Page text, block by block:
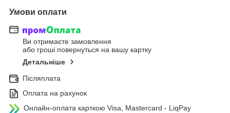
Умови оплати
Ви отримаєте замовлення
або гроші повернуться на вашу картку
Детальніше
Післяплата
Оплата на рахунок
Онлайн-оплата карткою Visa, Mastercard - LiqPay